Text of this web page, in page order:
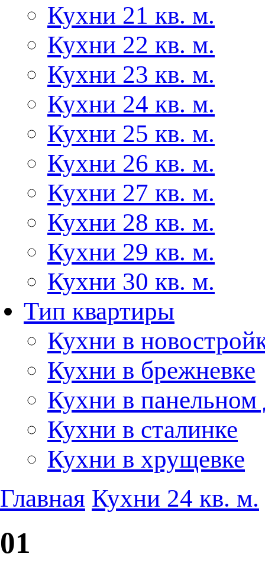
Кухни 21 кв. м.
Кухни 22 кв. м.
Кухни 23 кв. м.
Кухни 24 кв. м.
Кухни 25 кв. м.
Кухни 26 кв. м.
Кухни 27 кв. м.
Кухни 28 кв. м.
Кухни 29 кв. м.
Кухни 30 кв. м.
Тип квартиры
Кухни в
Кухни в брежневке
Кухни в панельном
Кухни в сталинке
Кухни в хрущевке
Главная Кухни 24 кв. м.
01